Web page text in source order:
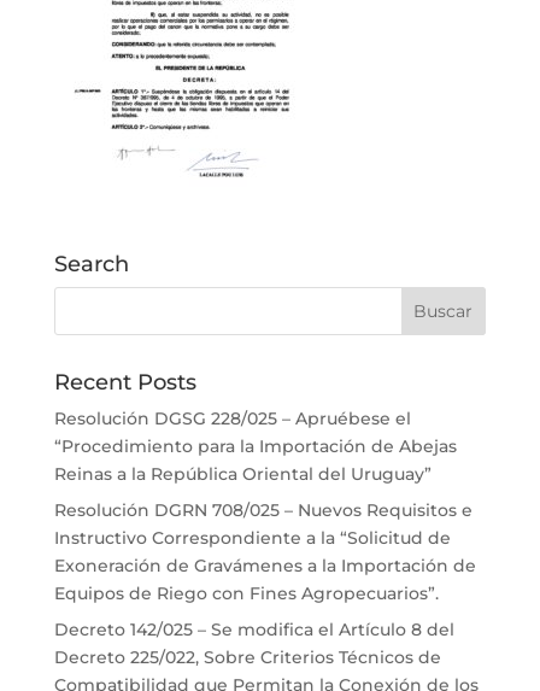
Search
Recent Posts
Resolución DGSG 228/025 – Apruébese el
“Procedimiento para la Importación de Abejas
Reinas a la República Oriental del Uruguay”
Resolución DGRN 708/025 – Nuevos Requisitos e
Instructivo Correspondiente a la “Solicitud de
Exoneración de Gravámenes a la Importación de
Equipos de Riego con Fines Agropecuarios”.
Decreto 142/025 – Se modifica el Artículo 8 del
Decreto 225/022, Sobre Criterios Técnicos de
Compatibilidad que Permitan la Conexión de los